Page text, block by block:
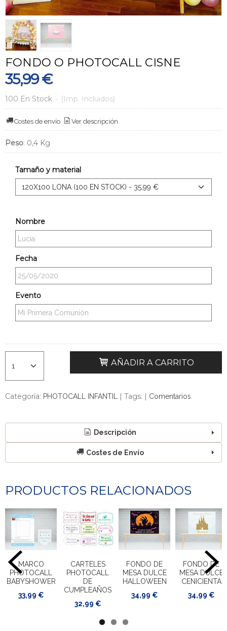
FONDO O PHOTOCALL CISNE
35,99 €
100 En Stock - (Imp. Incluidos)
Costes de envío Ver descripción
Peso: 0,4 Kg
Tamaño y material
Nombre
Fecha
Evento
AÑADIR A CARRITO
Categoría: PHOTOCALL INFANTIL | Tags: | Comentarios
Descripción
Costes de Envío
PRODUCTOS RELACIONADOS
MARCO
PHOTOCALL
BABYSHOWER
33,99 €
CARTELES
PHOTOCALL
DE
CUMPLEAÑOS
32,99 €
FONDO DE
MESA DULCE
HALLOWEEN
34,99 €
FONDO DE
MESA DULCE
CENICIENTA
34,99 €